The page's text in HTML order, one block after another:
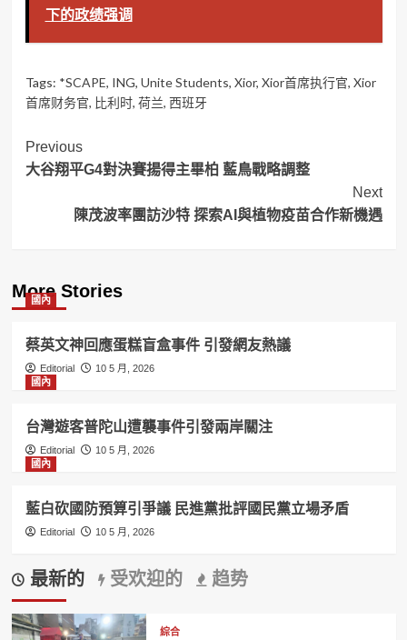
下的政绩强调
Tags: *SCAPE, ING, Unite Students, Xior, Xior首席执行官, Xior
首席财务官, 比利时, 荷兰, 西班牙
Post
Navigation
Previous
大谷翔平G4對決賽揚得主畢柏 藍鳥戰略調整
Next
陳茂波率團訪沙特 探索AI與植物疫苗合作新機遇
More Stories
國內
蔡英文神回應蛋糕盲盒事件 引發網友熱議
Editorial
10 5 月, 2026
國內
台灣遊客普陀山遭襲事件引發兩岸關注
Editorial
10 5 月, 2026
國內
藍白砍國防預算引爭議 民進黨批評國民黨立場矛盾
Editorial 10 5 月, 2026
最新的 受欢迎的 趋势
綜合